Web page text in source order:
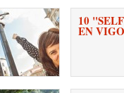
10
EN VIGO